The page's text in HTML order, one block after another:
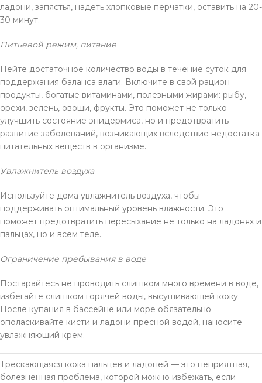
ладони, запястья, надеть хлопковые перчатки, оставить на 20-
30 минут.
Питьевой режим, питание
Пейте достаточное количество воды в течение суток для
поддержания баланса влаги. Включите в свой рацион
продукты, богатые витаминами, полезными жирами: рыбу,
орехи, зелень, овощи, фрукты. Это поможет не только
улучшить состояние эпидермиса, но и предотвратить
развитие заболеваний, возникающих вследствие недостатка
питательных веществ в организме.
Увлажнитель воздуха
Используйте дома увлажнитель воздуха, чтобы
поддерживать оптимальный уровень влажности. Это
поможет предотвратить пересыхание не только на ладонях и
пальцах, но и всём теле.
Ограничение пребывания в воде
Постарайтесь не проводить слишком много времени в воде,
избегайте слишком горячей воды, высушивающей кожу.
После купания в бассейне или море обязательно
ополаскивайте кисти и ладони пресной водой, наносите
увлажняющий крем.
Трескающаяся кожа пальцев и ладоней — это неприятная,
болезненная проблема, которой можно избежать, если